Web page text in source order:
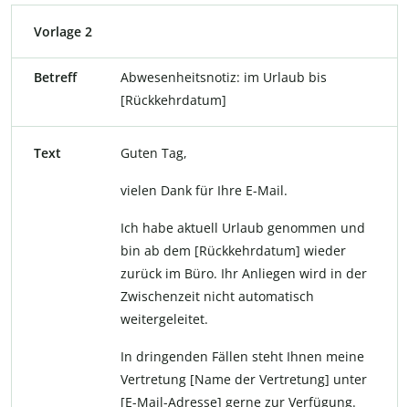
Vorlage 2
Betreff
Abwesenheitsnotiz: im Urlaub bis
[Rückkehrdatum]
Text Guten Tag,
vielen Dank für Ihre E-Mail.
Ich habe aktuell Urlaub genommen und
bin ab dem [Rückkehrdatum] wieder
zurück im Büro. Ihr Anliegen wird in der
Zwischenzeit nicht automatisch
weitergeleitet.
In dringenden Fällen steht Ihnen meine
Vertretung [Name der Vertretung] unter
[E-Mail-Adresse] gerne zur Verfügung.